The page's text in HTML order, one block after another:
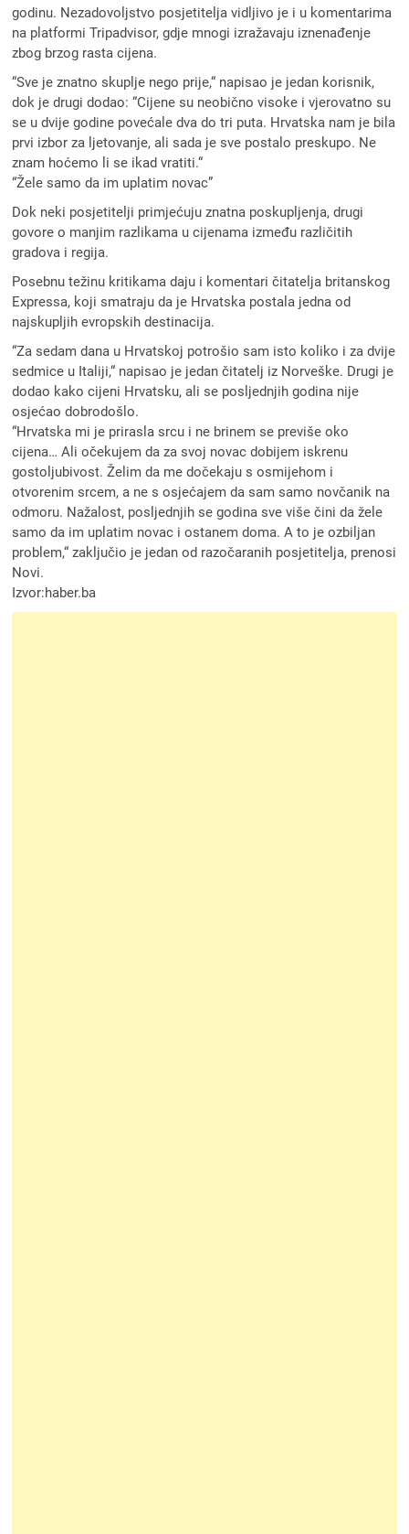
godinu. Nezadovoljstvo posjetitelja vidljivo je i u komentarima
na platformi Tripadvisor, gdje mnogi izražavaju iznenađenje
zbog brzog rasta cijena.
“Sve je znatno skuplje nego prije,“ napisao je jedan korisnik,
dok je drugi dodao: “Cijene su neobično visoke i vjerovatno su
se u dvije godine povećale dva do tri puta. Hrvatska nam je bila
prvi izbor za ljetovanje, ali sada je sve postalo preskupo. Ne
znam hoćemo li se ikad vratiti.“
“Žele samo da im uplatim novac”
Dok neki posjetitelji primjećuju znatna poskupljenja, drugi
govore o manjim razlikama u cijenama između različitih
gradova i regija.
Posebnu težinu kritikama daju i komentari čitatelja britanskog
Expressa, koji smatraju da je Hrvatska postala jedna od
najskupljih evropskih destinacija.
“Za sedam dana u Hrvatskoj potrošio sam isto koliko i za dvije
sedmice u Italiji,“ napisao je jedan čitatelj iz Norveške. Drugi je
dodao kako cijeni Hrvatsku, ali se posljednjih godina nije
osjećao dobrodošlo.
“Hrvatska mi je prirasla srcu i ne brinem se previše oko
cijena… Ali očekujem da za svoj novac dobijem iskrenu
gostoljubivost. Želim da me dočekaju s osmijehom i
otvorenim srcem, a ne s osjećajem da sam samo novčanik na
odmoru. Nažalost, posljednjih se godina sve više čini da žele
samo da im uplatim novac i ostanem doma. A to je ozbiljan
problem,“ zaključio je jedan od razočaranih posjetitelja, prenosi
Novi.
Izvor:haber.ba